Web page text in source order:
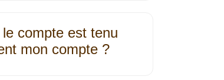
le compte est tenu
mon compte ?